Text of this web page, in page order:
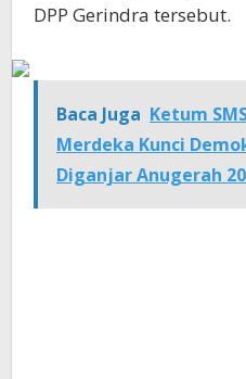
DPP Gerindra tersebut.
Baca Juga Ketum
Merdeka Kunci
Diganjar Anugerah